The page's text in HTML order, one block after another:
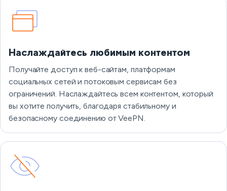
Наслаждайтесь любимым контентом
Получайте доступ к веб-сайтам, платформам
социальных сетей и потоковым сервисам без
ограничений. Наслаждайтесь всем контентом, который
вы хотите получить, благодаря стабильному и
безопасному соединению от VeePN.